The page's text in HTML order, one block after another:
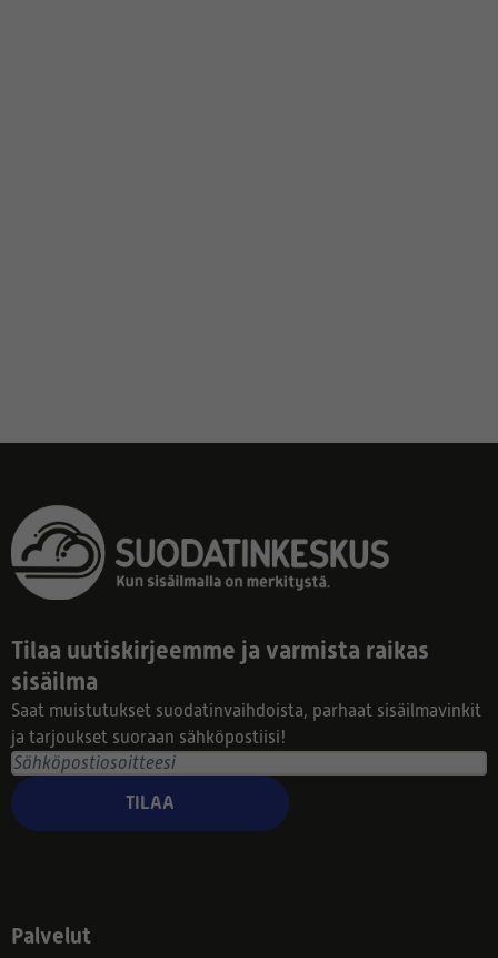
Tilaa uutiskirjeemme ja varmista raikas
sisäilma
Saat muistutukset suodatinvaihdoista, parhaat sisäilmavinkit
ja tarjoukset suoraan sähköpostiisi!
TILAA
Palvelut